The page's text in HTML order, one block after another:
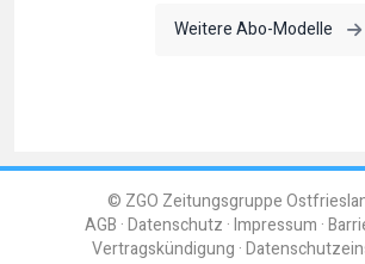
Weitere Abo-Modelle
© ZGO Zeitungsgruppe
AGB Datenschutz Impressum
Vertragskündigung